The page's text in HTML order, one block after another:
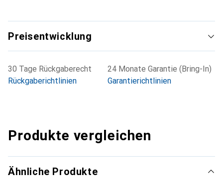
Preisentwicklung
30 Tage Rückgaberecht
Rückgaberichtlinien
24 Monate Garantie (Bring-In)
Garantierichtlinien
Produkte vergleichen
Ähnliche Produkte